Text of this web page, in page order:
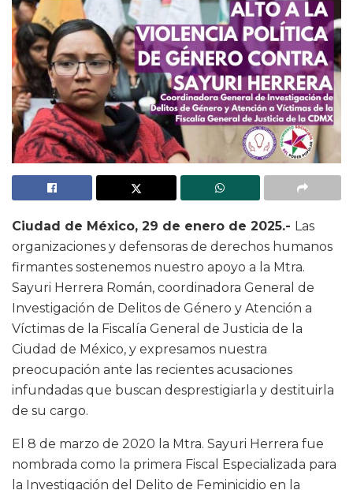
Ciudad de México, 29 de enero de 2025.- Las
organizaciones y defensoras de derechos humanos
firmantes sostenemos nuestro apoyo a la Mtra.
Sayuri Herrera Román, coordinadora General de
Investigación de Delitos de Género y Atención a
Víctimas de la Fiscalía General de Justicia de la
Ciudad de México, y expresamos nuestra
preocupación ante las recientes acusaciones
infundadas que buscan desprestigiarla y destituirla
de su cargo.
El 8 de marzo de 2020 la Mtra. Sayuri Herrera fue
nombrada como la primera Fiscal Especializada para
la Investigación del Delito de Feminicidio en la